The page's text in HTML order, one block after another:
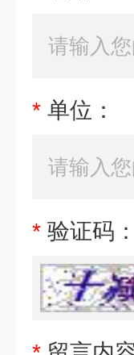
* 单位：
* 验证码：